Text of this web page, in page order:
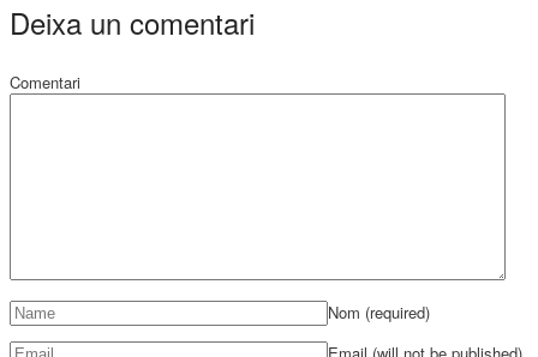
Deixa un comentari
Comentari
Nom (required)